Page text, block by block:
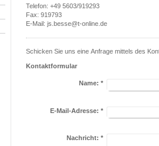
Telefon: +49 5603/919293
Fax: 919793
E-Mail: js.besse@t-online.de
Schicken Sie uns eine Anfrage mittels des
Kontaktformular
Name: *
E-Mail-Adresse: *
Nachricht: *